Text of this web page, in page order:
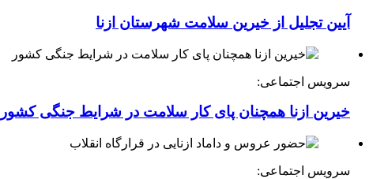
آیین تجلیل از خیرین سلامت شهرستان ازنا
سرویس اجتماعی:
خیرین ازنا همچنان پای کار سلامت در شرایط جنگی کشور
سرویس اجتماعی: